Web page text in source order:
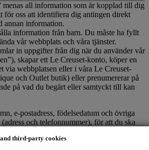
third-party cookies
menas all information som är kopplad till dig
för oss att identifiera dig antingen direkt
annan information.
information från barn. Du måste ha fyllt
vår webbplats och våra tjänster.
in uppgifter från dig när du använder vår
skapar ett Le Creuset-konto, köper en
via webbplatsen eller i våra Le Creuset-
och Outlet butik) eller prenumererar på
på vad du begärt eller samtyckt till kan
e-postadress, födelsedatum och övriga
och telefonnummer), för att du ska
prenumerera på vårt nyhetsbrev via